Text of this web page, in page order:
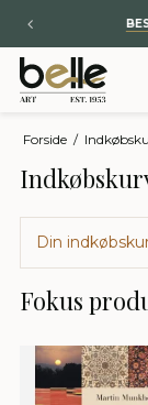
Forside /
Din
Fokus